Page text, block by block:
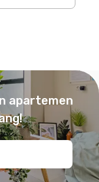
apartemen